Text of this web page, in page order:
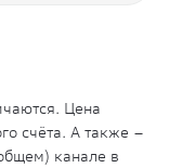
Цена
счёта. А также –
канале в